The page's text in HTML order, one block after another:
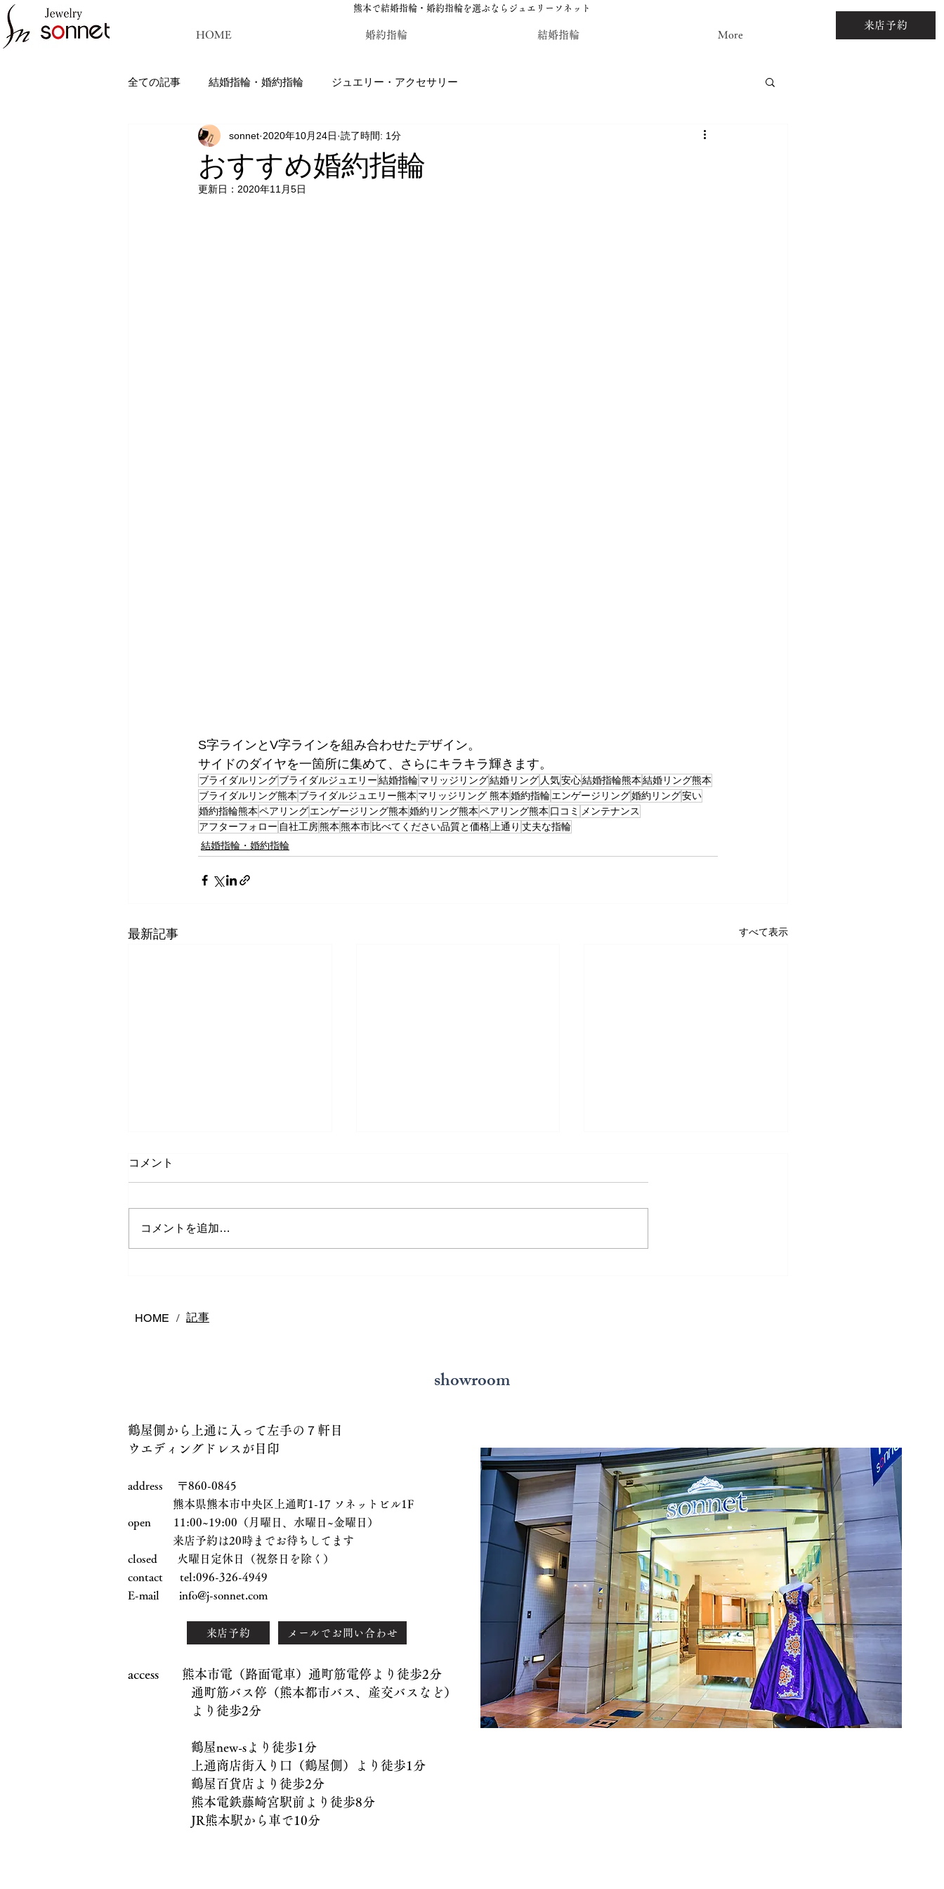
熊本で結婚指輪・婚約指輪を選ぶならジュエリーソネット
HOME 婚約指輪 結婚指輪 More
来店予約
全ての記事 結婚指輪・婚約指輪 ジュエリー・アクセサリー
ジュエリーソネット熊本：結婚指輪・婚約指輪のジュエリーソネット熊本 カラーストーン・レアストーンルース
おすすめ婚約指輪
sonnet 2020年10月24日 読了時間: 1分
更新日： 2020年11月5日
S字ラインとV字ラインを組み合わせたデザイン。
サイドのダイヤを一箇所に集めて、さらにキラキラ輝きます。
ブライダルリングブライダルジュエリー結婚指輪 マリッジリング結婚リング 人気安心結婚指輪熊本結婚リング熊本
ブライダルリング熊本 ブライダルジュエリー熊本 マリッジリング 熊本婚約指輪 エンゲージリング婚約リング安い
婚約指輪熊本ペアリングエンゲージリング熊本婚約リング熊本ペアリング熊本 口コミ
メンテナンス
アフターフォロー 自社工房熊本熊本市 比べてください品質と価格 上通り 丈夫な指輪
結婚指輪・婚約指輪
最新記事 すべて表示
コメント
コメントを追加…
HOME / 記事
showroom
鶴屋側から上通に入って左手の７軒目
ウエディングドレスが目印
address 〒860-0845
熊本県熊本市中央区上通町1-17 ソネットビル1F
open 11:00~19:00（月曜日、水曜日~金曜日）
来店予約は20時までお待ちしてます
closed 火曜日定休日（祝祭日を除く）
contact tel:096-326-4949
E-mail info@j-sonnet.com
来店予約 メールでお問い合わせ
access 熊本市電（路面電車）通町筋電停より徒歩2分
通町筋バス停（熊本都市バス、産交バスなど）
より徒歩2分
鶴屋new-sより徒歩1分
上通商店街入り口（鶴屋側）より徒歩1分
鶴屋百貨店より徒歩2分
熊本電鉄藤崎宮駅前より徒歩8分
JR熊本駅から車で10分